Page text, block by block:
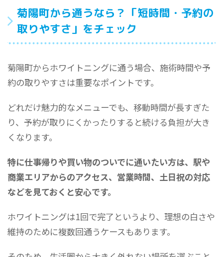
菊陽町から通うなら？「短時間・予約の
取りやすさ」をチェック
菊陽町からホワイトニングに通う場合、施術時間や予
約の取りやすさは重要なポイントです。
どれだけ魅力的なメニューでも、移動時間が長すぎた
り、予約が取りにくかったりすると続ける負担が大き
くなります。
特に仕事帰りや買い物のついでに通いたい方は、駅や
商業エリアからのアクセス、営業時間、土日祝の対応
などを見ておくと安心です。
ホワイトニングは1回で完了というより、理想の白さや
維持のために複数回通うケースもあります。